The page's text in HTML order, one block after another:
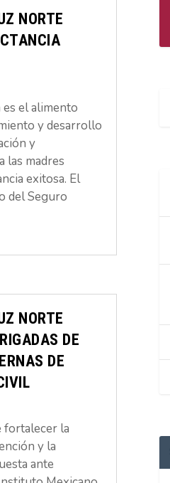
NORTE
es el alimento
y desarrollo
y
las madres
exitosa. El
del Seguro
NORTE
DE
DE
fortalecer la
y la
ante